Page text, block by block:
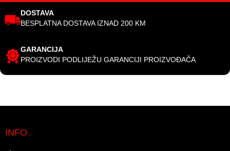
DOSTAVA
BESPLATNA DOSTAVA IZNAD 200 KM
GARANCIJA
PROIZVODI PODLIJEŽU GARANCIJI PROIZVOĐAČA
INFO